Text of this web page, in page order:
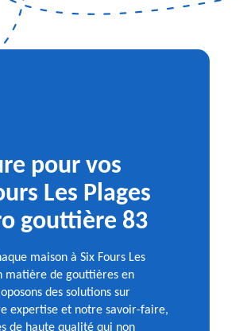
pour vos
Les Plages
gouttière 83
maison à Six Fours Les
matière de gouttières en
des solutions sur
expertise et notre savoir-faire,
de haute qualité qui non